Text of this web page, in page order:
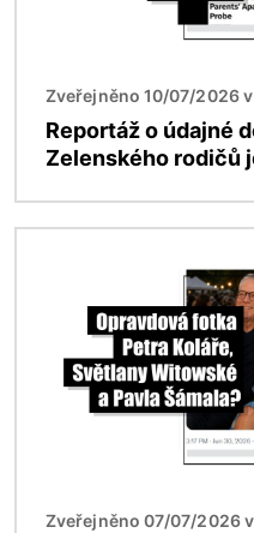
Zveřejněno 10/07/2026 v
Reportáž o údajné
Zelenského rodičů
Zveřejněno 07/07/2026